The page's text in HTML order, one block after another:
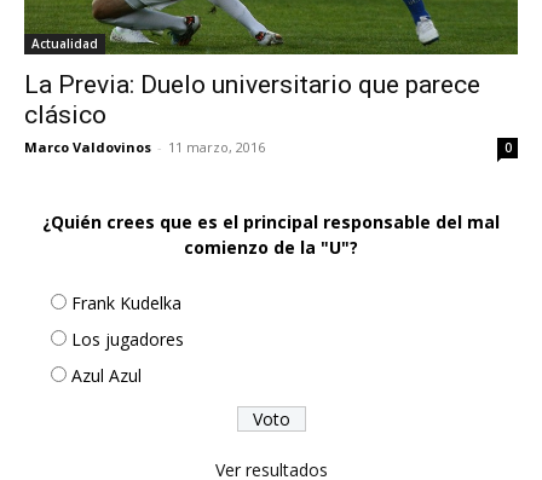
Actualidad
La Previa: Duelo universitario que parece
clásico
Marco Valdovinos - 11 marzo, 2016 0
¿Quién crees que es el principal responsable del mal
comienzo de la "U"?
Frank Kudelka
Los jugadores
Azul Azul
Ver resultados